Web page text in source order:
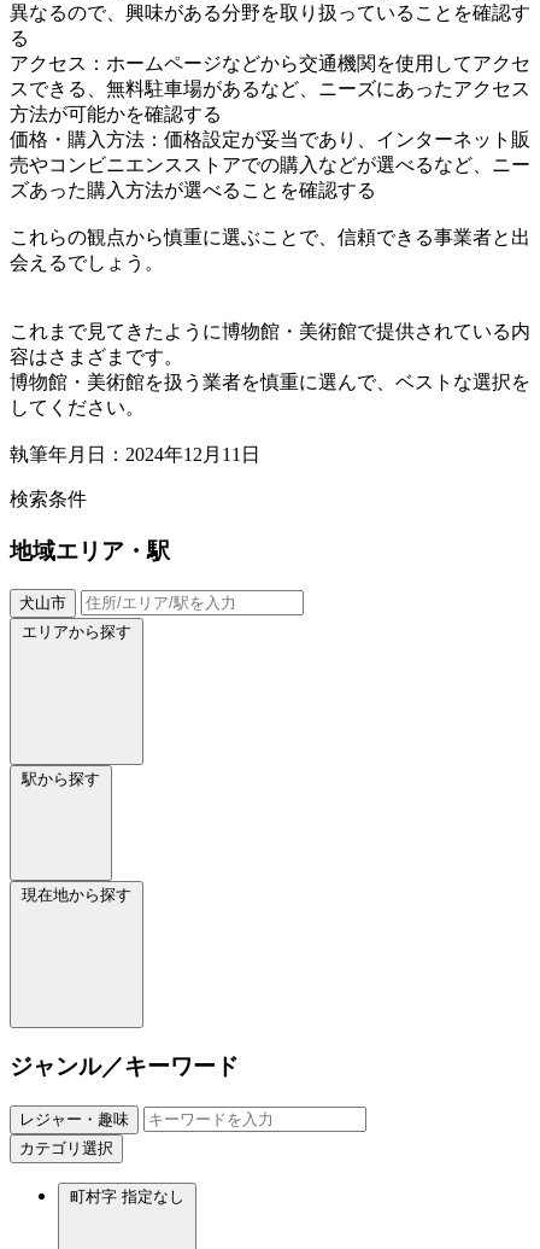
異なるので、興味がある分野を取り扱っていることを確認す
る
アクセス：ホームページなどから交通機関を使用してアクセ
スできる、無料駐車場があるなど、ニーズにあったアクセス
方法が可能かを確認する
価格・購入方法：価格設定が妥当であり、インターネット販
売やコンビニエンスストアでの購入などが選べるなど、ニー
ズあった購入方法が選べることを確認する
これらの観点から慎重に選ぶことで、信頼できる事業者と出
会えるでしょう。
これまで見てきたように博物館・美術館で提供されている内
容はさまざまです。
博物館・美術館を扱う業者を慎重に選んで、ベストな選択を
してください。
執筆年月日：2024年12月11日
検索条件
地域エリア・駅
犬山市
エリアから探す
駅から探す
現在地から探す
ジャンル／キーワード
レジャー・趣味
カテゴリ選択
町村字 指定なし